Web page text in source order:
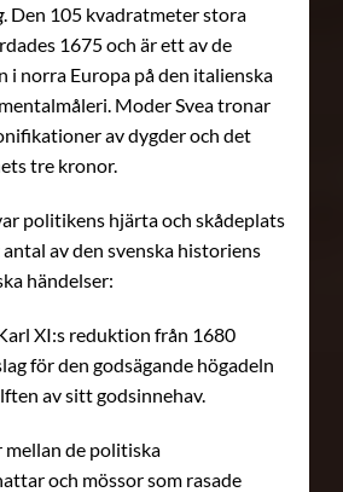
. Den 105 kvadratmeter stora
1675 och är ett av de
i norra Europa på den italienska
Moder Svea tronar
av dygder och det
tre kronor.
politikens hjärta och skådeplats
av den svenska historiens
händelser:
XI:s reduktion från 1680
för den godsägande högadeln
av sitt godsinnehav.
mellan de politiska
och mössor som rasade